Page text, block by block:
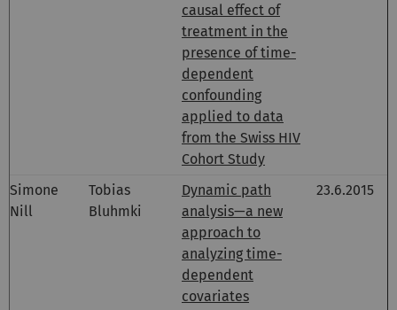
causal effect of
treatment in the
presence of time-
dependent
confounding
applied to data
from the Swiss HIV
Cohort Study
Simone
Nill
Tobias
Bluhmki
Dynamic path
analysis—a new
approach to
analyzing time-
dependent
covariates
23.6.2015